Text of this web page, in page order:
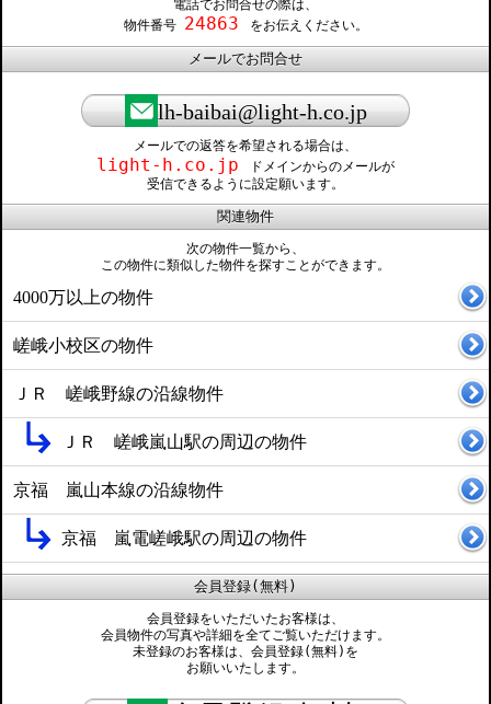
電話でお問合せの際は、
物件番号 24863 をお伝えください。
メールでお問合せ
lh-baibai@light-h.co.jp
メールでの返答を希望される場合は、
light-h.co.jp
ドメインからのメールが
受信できるように設定願います。
関連物件
次の物件一覧から、
この物件に類似した物件を探すことができます。
4000万以上の物件
嵯峨小校区の物件
ＪＲ 嵯峨野線の沿線物件
ＪＲ 嵯峨嵐山駅の周辺の物件
京福 嵐山本線の沿線物件
京福 嵐電嵯峨駅の周辺の物件
会員登録(無料)
会員登録をいただいたお客様は、
会員物件の写真や詳細を全てご覧いただけます。
未登録のお客様は、会員登録(無料)を
お願いいたします。